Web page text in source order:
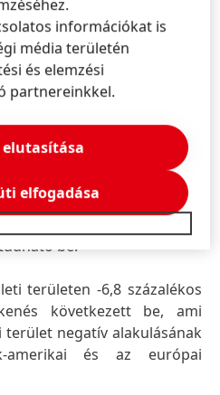
ért el, elsősorban a
jelentős árbevétel-
szerves árbevétel -1,6
a hajfestékek és a
Összességében a
elmaradt az előző évitől,
amerikai régió kihívásokkal
adódó
be.
területen -6,8 százalékos
következett be, ami
negatív alakulásának
amerikai és az európai
információkat is
média területén
és elemzési
partnereinkkel.
elutasítása
elfogadása